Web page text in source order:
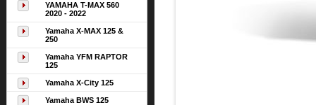
YAMAHA T-MAX 560
2020 - 2022
Yamaha X-MAX 125 &
250
Yamaha YFM RAPTOR
125
Yamaha X-City 125
Yamaha BWS 125